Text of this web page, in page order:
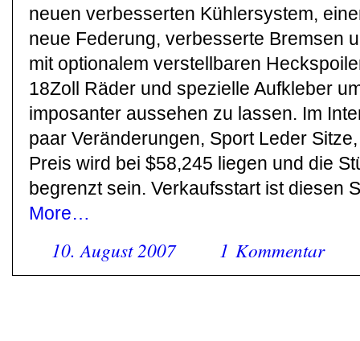
neuen verbesserten Kühlersystem,
neue Federung, verbesserte Bremsen
mit optionalem verstellbaren
18Zoll Räder und spezielle Aufkleber
imposanter aussehen zu lassen. Im
paar Veränderungen, Sport Leder
Preis wird bei $58,245 liegen und die
begrenzt sein. Verkaufsstart ist diesen
More…
10. August 2007 1 Kommentar